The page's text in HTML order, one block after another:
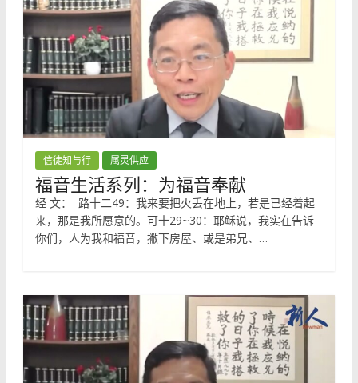
信徒知与行 属灵供应
福音生活系列：为福音奉献
经 文： 路十二49：我来要把火丢在地上，若是已经着起
来，那是我所愿意的。可十29~30：耶稣说，我实在告诉
你们，人为我和福音，撇下房屋、或是弟兄、…